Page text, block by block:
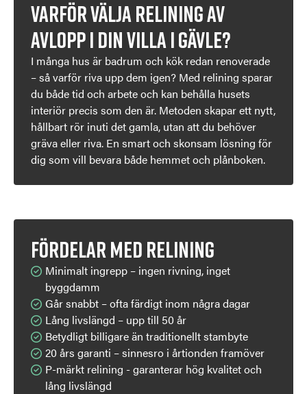
Varför välja relining av
avlopp i din villa i Gävle?
I många hus är badrum och kök redan renoverade
– så varför riva upp dem igen? Med relining sparar
du både tid och arbete och kan behålla husets
interiör precis som den är. Metoden skapar ett nytt,
hållbart rör inuti det gamla, utan att du behöver
gräva eller riva. En smart och skonsam lösning för
dig som vill bevara både hemmet och plånboken.
Fördelar med relining
Minimalt ingrepp – ingen rivning, inget
byggdamm
Går snabbt – ofta färdigt inom några dagar
Lång livslängd – upp till 50 år
Betydligt billigare än traditionellt stambyte
20 års garanti – sinnesro i årtionden framöver
P-märkt relining - garanterar hög kvalitet och
lång livslängd